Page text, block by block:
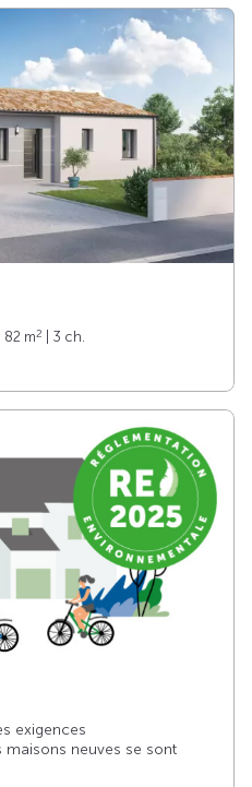
82 m2
| 3 ch.
exigences
maisons neuves se sont